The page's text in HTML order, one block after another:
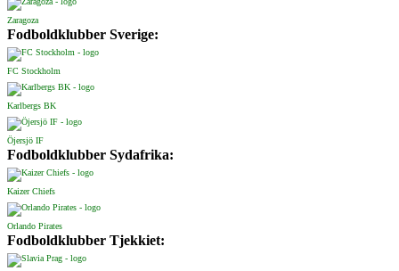
Zaragoza
Fodboldklubber Sverige:
FC Stockholm
Karlbergs BK
Öjersjö IF
Fodboldklubber Sydafrika:
Kaizer Chiefs
Orlando Pirates
Fodboldklubber Tjekkiet: